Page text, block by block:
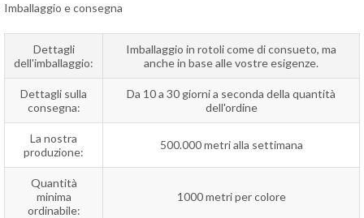
Imballaggio e consegna
Dettagli
dell'imballaggio:
Imballaggio in rotoli come di consueto, ma
anche in base alle vostre esigenze.
Dettagli sulla
consegna:
Da 10 a 30 giorni a seconda della quantità
dell'ordine
La nostra
produzione:
500.000 metri alla settimana
Quantità
minima
ordinabile:
1000 metri per colore